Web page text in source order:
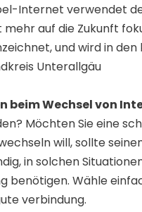
Internet verwendet
mehr auf die Zukunft
und wird in
Unterallgäu
beim Wechsel von
Möchten Sie eine
will, sollte
in solchen
benötigen. Wähle
verbindung.